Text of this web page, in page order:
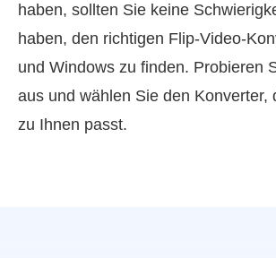
haben, sollten Sie keine
haben, den richtigen
und Windows zu finden. Probieren
aus und wählen Sie den Konverter,
zu Ihnen passt.